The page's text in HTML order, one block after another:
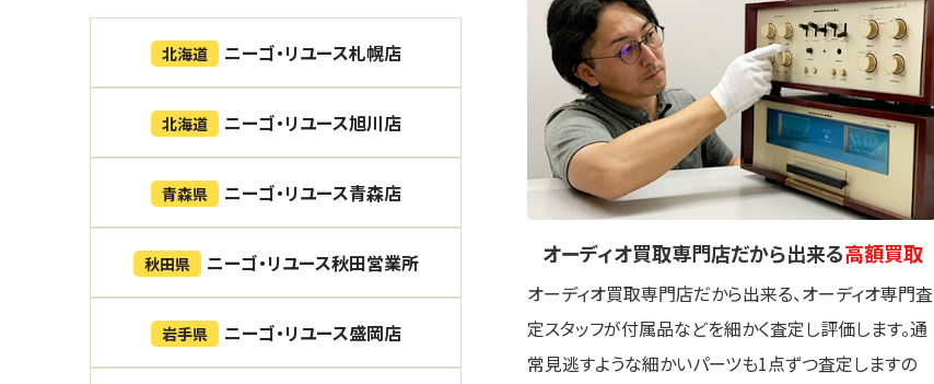
オーディオ買取専門店だから出来る高額買取
オーディオ買取専門店だから出来る、オーディオ専門査
定スタッフが付属品などを細かく査定し評価します。通
常見逃すような細かいパーツも1点ずつ査定しますの
北海道 ニーゴ・リユース札幌店
北海道 ニーゴ・リユース旭川店
青森県 ニーゴ・リユース青森店
秋田県 ニーゴ・リユース秋田営業所
岩手県 ニーゴ・リユース盛岡店